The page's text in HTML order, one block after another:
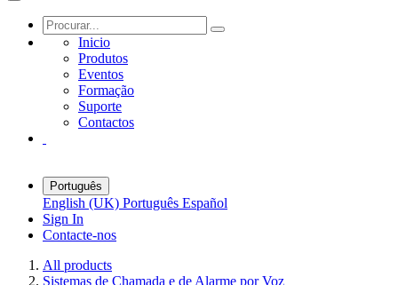
Inicio
Produtos
Eventos
Formação
Suporte
Contactos
Português
English (UK) Português Español
Sign In
Contacte-nos
All products
Sistemas de Chamada e de Alarme por Voz